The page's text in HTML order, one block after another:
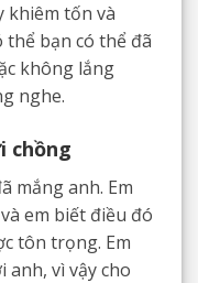
khiêm tốn và
thể bạn có thể đã
không lắng
nghe.
chồng
mắng anh. Em
em biết điều đó
tôn trọng. Em
anh, vì vậy cho